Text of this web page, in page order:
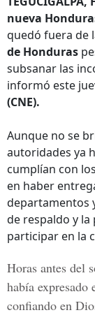
nueva
quedó fuera de
de Honduras
subsanar las
informó este
(CNE).
Aunque no se
autoridades ya
cumplían con
en haber
departamentos
de respaldo y
participar en la
Horas antes del
había expresado
confiando en